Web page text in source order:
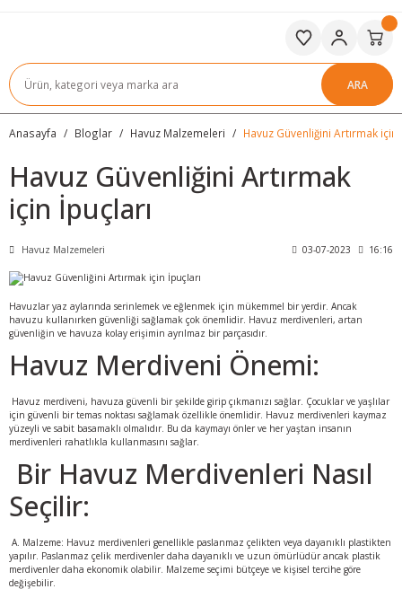
ARA
Anasayfa Bloglar Havuz Malzemeleri Havuz Güvenliğini Artırmak için
Havuz Güvenliğini Artırmak
için İpuçları
Havuz Malzemeleri 03-07-2023 16:16
Havuzlar yaz aylarında serinlemek ve eğlenmek için mükemmel bir yerdir. Ancak
havuzu kullanırken güvenliği sağlamak çok önemlidir. Havuz merdivenleri, artan
güvenliğin ve havuza kolay erişimin ayrılmaz bir parçasıdır.
Havuz Merdiveni Önemi:
Havuz merdiveni, havuza güvenli bir şekilde girip çıkmanızı sağlar. Çocuklar ve yaşlılar
için güvenli bir temas noktası sağlamak özellikle önemlidir. Havuz merdivenleri kaymaz
yüzeyli ve sabit basamaklı olmalıdır. Bu da kaymayı önler ve her yaştan insanın
merdivenleri rahatlıkla kullanmasını sağlar.
Bir Havuz Merdivenleri Nasıl
Seçilir:
A. Malzeme: Havuz merdivenleri genellikle paslanmaz çelikten veya dayanıklı plastikten
yapılır. Paslanmaz çelik merdivenler daha dayanıklı ve uzun ömürlüdür ancak plastik
merdivenler daha ekonomik olabilir. Malzeme seçimi bütçeye ve kişisel tercihe göre
değişebilir.